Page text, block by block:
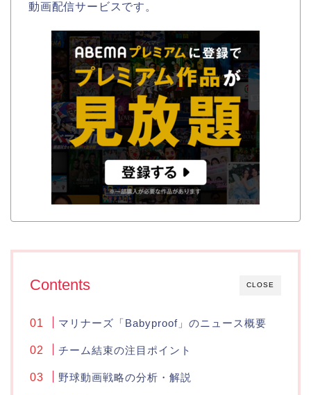
動画配信サービスです。
CLOSE
Contents
マリナーズ「Babyproof」のニュース概要
チーム結束の注目ポイント
野球動画戦略の分析・解説